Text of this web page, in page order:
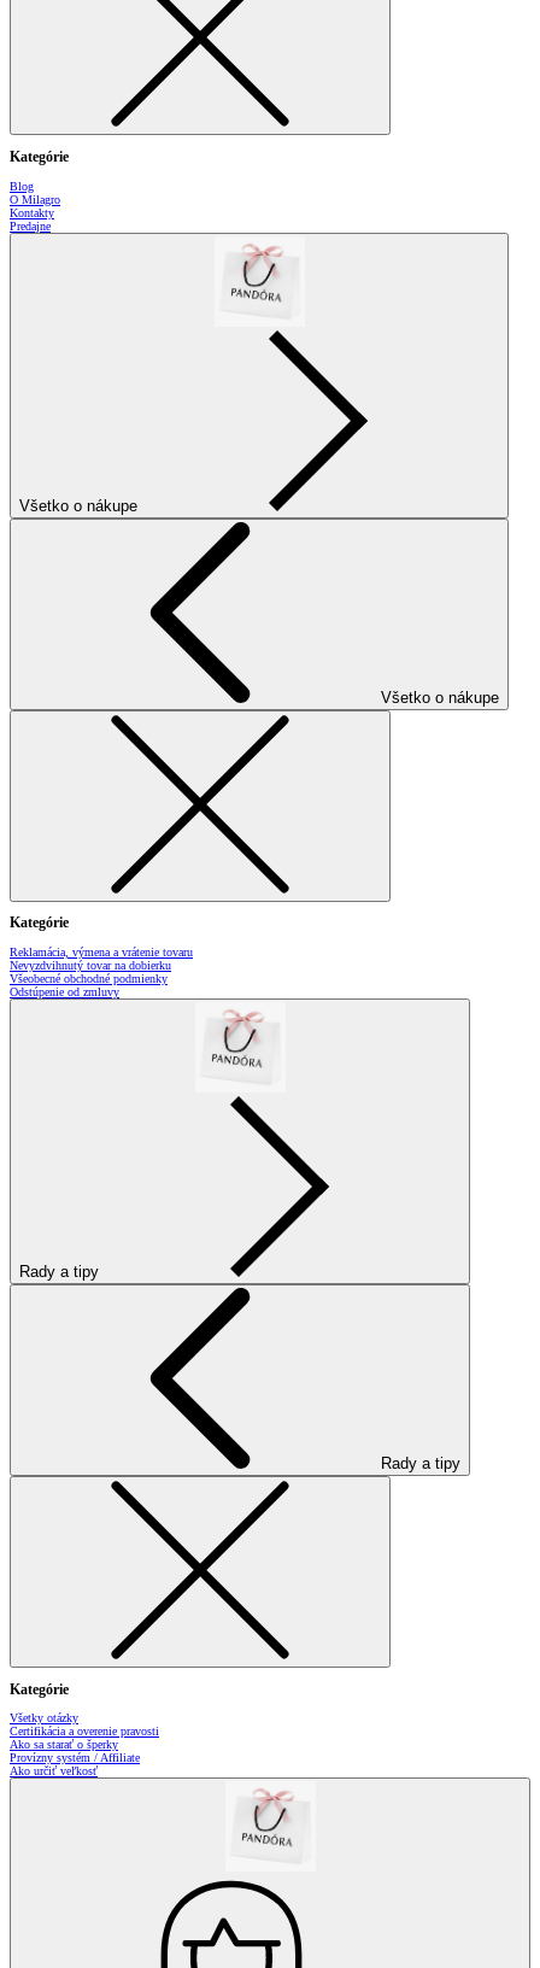
Kategórie
Blog
O Milagro
Kontakty
Predajne
Všetko o nákupe
Všetko o nákupe
Kategórie
Reklamácia, výmena a vrátenie tovaru
Nevyzdvihnutý tovar na dobierku
Všeobecné obchodné podmienky
Odstúpenie od zmluvy
Rady a tipy
Rady a tipy
Kategórie
Všetky otázky
Certifikácia a overenie pravosti
Ako sa starať o šperky
Provízny systém / Affiliate
Ako určiť veľkosť